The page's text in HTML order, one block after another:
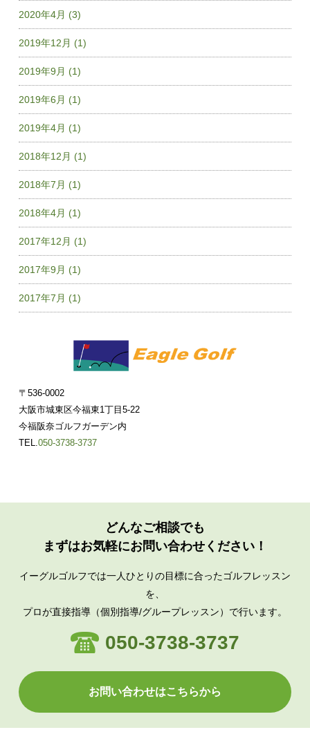
2020年4月 (3)
2019年12月 (1)
2019年9月 (1)
2019年6月 (1)
2019年4月 (1)
2018年12月 (1)
2018年7月 (1)
2018年4月 (1)
2017年12月 (1)
2017年9月 (1)
2017年7月 (1)
〒536-0002
大阪市城東区今福東1丁目5-22
今福阪奈ゴルフガーデン内
TEL. 050-3738-3737
どんなご相談でも
まずはお気軽にお問い合わせください！
イーグルゴルフでは一人ひとりの目標に合ったゴルフレッスン
を、
プロが直接指導（個別指導/グループレッスン）で行います。
050-3738-3737
お問い合わせはこちらから